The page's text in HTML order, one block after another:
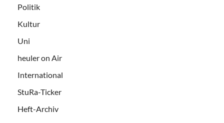
Politik
Kultur
Uni
heuler on Air
International
StuRa-Ticker
Heft-Archiv